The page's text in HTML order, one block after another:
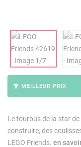
MEILLEUR PRIX
Le tourbus de la star
construire, des
LEGO Friends. en